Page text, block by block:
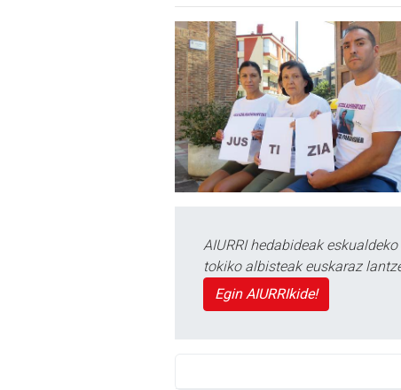
AIURRI hedabideak
tokiko albisteak euskaraz
Egin AIURRIkide!